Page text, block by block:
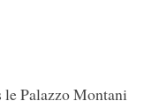
le Palazzo Montani